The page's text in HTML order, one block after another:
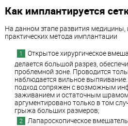
Как имплантируется
На данном этапе развития медицины,
практических метода имплантации
Открытое хирургическое
делается большой разрез,
проблемной зоне. Проводится
наблюдается вильное
подход сопряжен с возможным
заживанием и остаточным
аргументировано только в том
грыжа больших размеров;
Лапароскопическое